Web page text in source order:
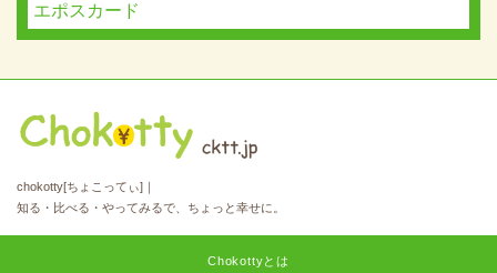
エポスカード
chokotty[ちょこってぃ]｜
知る・比べる・やってみるで、ちょっと幸せに。
Chokottyとは